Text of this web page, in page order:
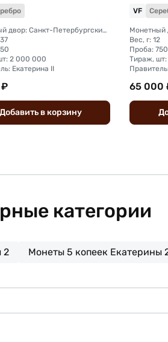
Монетный двор: Санкт-Петербургский монетный двор
2 000 000
Екатерина II
Добавить вкорзину
VF
Вес, г: 12
Проба: 750
Тираж,
65 000
категории
2 Монеты 5 копеек Екатерины